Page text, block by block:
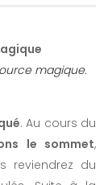
magique.
. Au cours du
le sommet,
reviendrez du